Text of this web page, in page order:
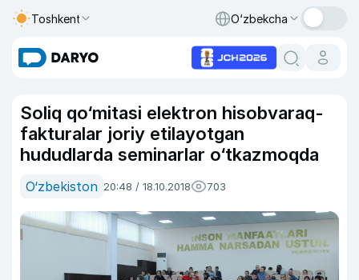
Toshkent O‘zbekcha
Soliq qo‘mitasi elektron hisobvaraq-
fakturalar joriy etilayotgan
hududlarda seminarlar o‘tkazmoqda
O‘zbekiston 20:48 / 18.10.2018 703